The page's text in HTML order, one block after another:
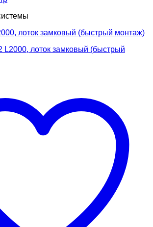
лоток замковый (быстрый монтаж)